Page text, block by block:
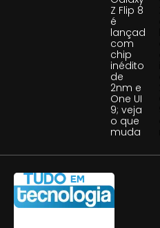
Z Flip 8
é
lançado
com
chip
inédito
de
2nm e
One UI
9; veja
o que
muda